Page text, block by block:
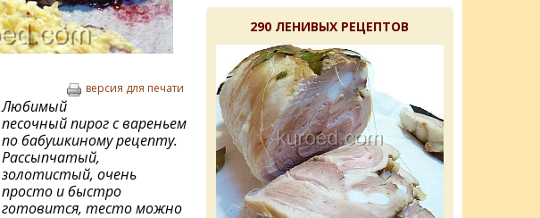
версия для печати
Любимый
песочный пирог с вареньем
по бабушкиному рецепту.
Рассыпчатый,
золотистый, очень
просто и быстро
готовится, тесто можно
290 ЛЕНИВЫХ РЕЦЕПТОВ